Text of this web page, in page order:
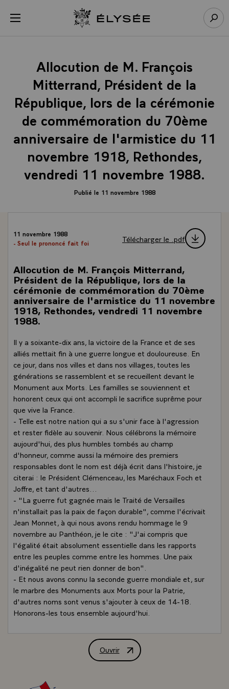
menu Retour à l’accueil Élysée
Allocution de M. François
Mitterrand, Président de la
République, lors de la cérémonie
de commémoration du 70ème
anniversaire de l'armistice du 11
novembre 1918, Rethondes,
vendredi 11 novembre 1988.
Publié le 11 novembre 1988
11 novembre 1988
- Seul le prononcé fait foi
Télécharger le .pdf
Allocution de M. François Mitterrand,
Président de la République, lors de la
cérémonie de commémoration du 70ème
anniversaire de l'armistice du 11 novembre
1918, Rethondes, vendredi 11 novembre
1988.
Il y a soixante-dix ans, la victoire de la France et de ses
alliés mettait fin à une guerre longue et douloureuse. En
ce jour, dans nos villes et dans nos villages, toutes les
générations se rassemblent et se recueillent devant le
Monument aux Morts. Les familles se souviennent et
honorent ceux qui ont accompli le sacrifice suprême pour
que vive la France.
- Telle est notre nation qui a su s'unir face à l'agression
et rester fidèle au souvenir. Nous célébrons la mémoire
aujourd'hui, des plus humbles tombés au champ
d'honneur, comme aussi la mémoire des premiers
responsables dont le nom est déjà écrit dans l'histoire, je
citerai : le Président Clémenceau, les Maréchaux Foch et
Joffre, et tant d'autres...
- "La guerre fut gagnée mais le Traité de Versailles
n'installait pas la paix de façon durable", comme l'écrivait
Jean Monnet, à qui nous avons rendu hommage le 9
novembre au Panthéon, je le cite : "J'ai compris que
l'égalité était absolument essentielle dans les rapports
entre les peuples comme entre les hommes. Une paix
d'inégalité ne peut rien donner de bon".
- Et nous avons connu la seconde guerre mondiale et, sur
le marbre des Monuments aux Morts pour la Patrie,
d'autres noms sont venus s'ajouter à ceux de 14-18.
Honorons-les tous ensemble aujourd'hui.
Rejetons donc toute forme d'idéologie totalitaire d'où ne
peut surgir que le malheur des hommes. Et repoussons
disponibles pour construire la paix.
Ouvrir
Allocution de M. François Mitterrand,
Panneau de gestion des cookies